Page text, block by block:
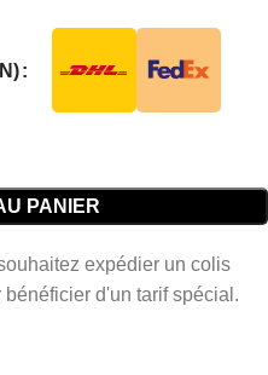
PANIER
expédier un colis
d'un tarif spécial.